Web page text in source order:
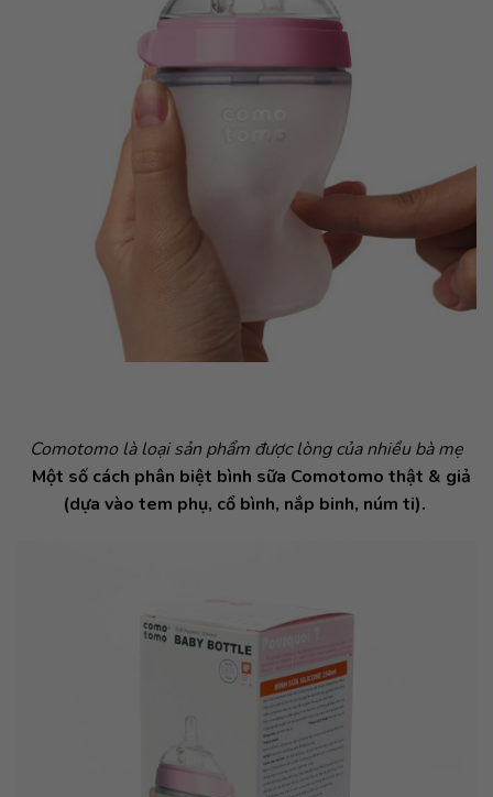
Comotomo là loại sản phẩm được lòng của nhiều bà mẹ
Một số cách phân biệt bình sữa Comotomo thật & giả
(dựa vào tem phụ, cổ bình, nắp binh, núm ti).